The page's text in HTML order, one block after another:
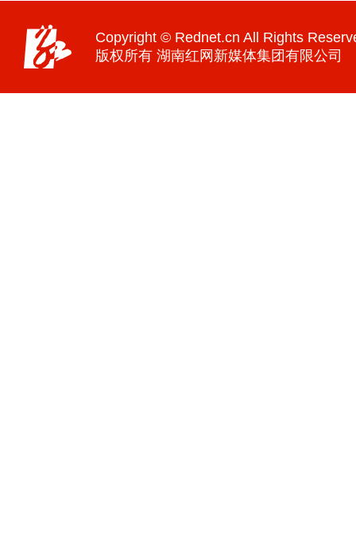
Copyright © Rednet.cn All Rights
版权所有 湖南红网新媒体集团有限公司